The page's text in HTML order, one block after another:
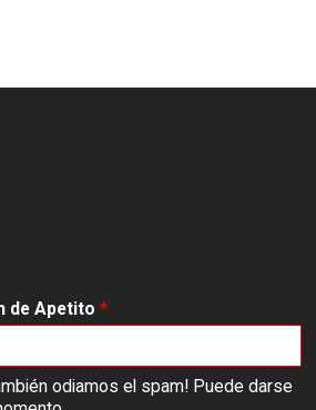
de Apetito *
odiamos el spam! Puede darse